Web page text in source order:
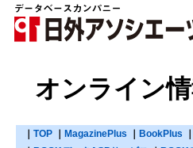
オンライン
TOP MagazinePlus BookPlus